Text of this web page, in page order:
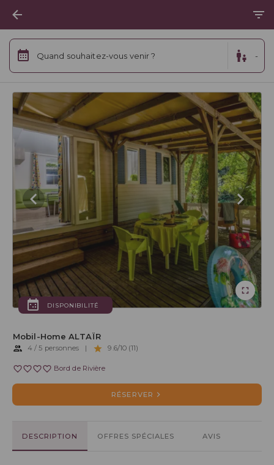
Quand souhaitez-vous venir ? -
DISPONIBILITÉ
Mobil-Home ALTAÏR
4 / 5 personnes | 9.6/10 (11)
Bord de Rivière
RÉSERVER
DESCRIPTION OFFRES SPÉCIALES AVIS